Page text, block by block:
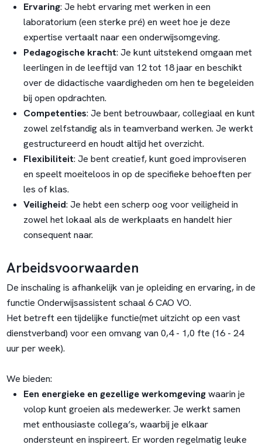
Ervaring: Je hebt ervaring met werken in een
laboratorium (een sterke pré) en weet hoe je deze
expertise vertaalt naar een onderwijsomgeving.
Pedagogische kracht: Je kunt uitstekend omgaan met
leerlingen in de leeftijd van 12 tot 18 jaar en beschikt
over de didactische vaardigheden om hen te begeleiden
bij open opdrachten.
Competenties: Je bent betrouwbaar, collegiaal en kunt
zowel zelfstandig als in teamverband werken. Je werkt
gestructureerd en houdt altijd het overzicht.
Flexibiliteit: Je bent creatief, kunt goed improviseren
en speelt moeiteloos in op de specifieke behoeften per
les of klas.
Veiligheid: Je hebt een scherp oog voor veiligheid in
zowel het lokaal als de werkplaats en handelt hier
consequent naar.
Arbeidsvoorwaarden
De inschaling is afhankelijk van je opleiding en ervaring, in de
functie Onderwijsassistent schaal 6 CAO VO.
Het betreft een tijdelijke functie(met uitzicht op een vast
dienstverband) voor een omvang van 0,4 - 1,0 fte (16 - 24
uur per week).
We bieden:
Een energieke en gezellige werkomgevingwaarin je
volop kunt groeien als medewerker. Je werkt samen
met enthousiaste collega’s, waarbij je elkaar
ondersteunt en inspireert. Er worden regelmatig leuke